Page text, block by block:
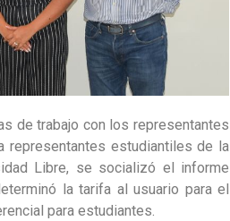
de trabajo con los representantes
representantes estudiantiles de la
Libre, se socializó el informe
la tarifa al usuario para el
para estudiantes.